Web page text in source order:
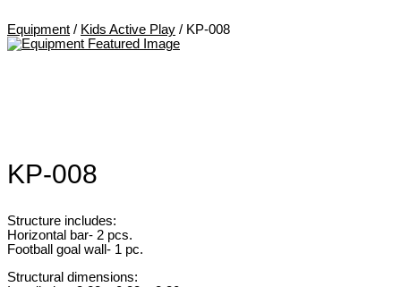
Equipment / Kids Active Play / KP-008
KP-008
Structure includes:
Horizontal bar- 2 pcs.
Football goal wall- 1 pc.
Structural dimensions: